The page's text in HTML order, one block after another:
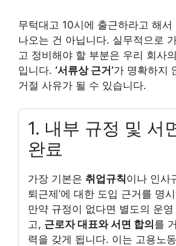
무턱대고 10시에 출근하라고 해서
나오는 건 아닙니다. 실무적으로
고 정비해야 할 부분은 우리 회사
입니다. ‘서류상 근거’가 명확하지
거절 사유가 될 수 있습니다.
1. 내부 규정 및 서
완료
가장 기본은 취업규칙이나 인사
퇴근제’에 대한 도입 근거를 명
만약 규정이 없다면 별도의 운
고, 근로자 대표와 서면 합의 를
력을 갖게 됩니다. 이는 고용노